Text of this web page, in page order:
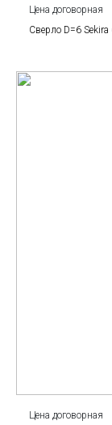
Цена договорная
Сверло D=6
Цена договорная